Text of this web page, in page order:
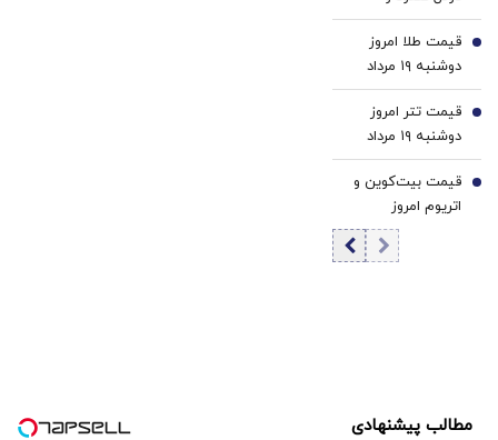
مسیر ائتلاف‌ های
محدود تامین شود؟
سقوط/ سولانا
سبزپوش شد، شیبا
و گرام زیر فشار
فروش
قیمت طلا امروز
دوشنبه ۱۹ مرداد
۱۴۰۵
5
قیمت تتر امروز
دوشنبه ۱۹ مرداد
1405 / کاهش
قیمت تتر
6
قیمت بیت‌کوین و
اتریوم امروز
دوشنبه ۱۹ مرداد
۱۴۰۵/ کاهش
7
مطالب پیشنهادی